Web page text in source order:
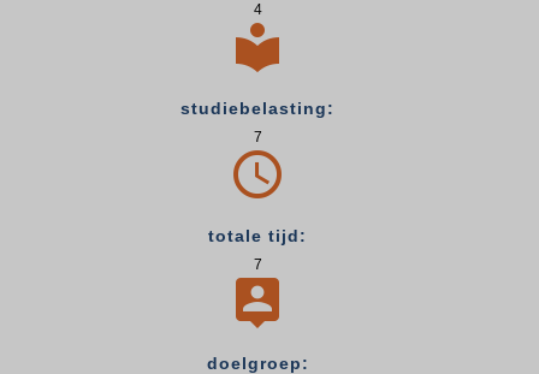
4

studiebelasting:
7

totale tijd:
7

doelgroep: